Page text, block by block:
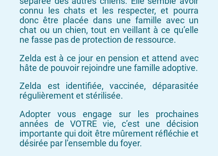
connu les chats et les respecter, et pourra
donc être placée dans une famille avec un
chat ou un chien, tout en veillant à ce qu’elle
ne fasse pas de protection de ressource.
Zelda est à ce jour en pension et attend avec
hâte de pouvoir rejoindre une famille adoptive.
Zelda est identifiée, vaccinée, déparasitée
régulièrement et stérilisée.
Adopter vous engage sur les prochaines
années de VOTRE vie, c’est une décision
importante qui doit être mûrement réfléchie et
désirée par l’ensemble du foyer.